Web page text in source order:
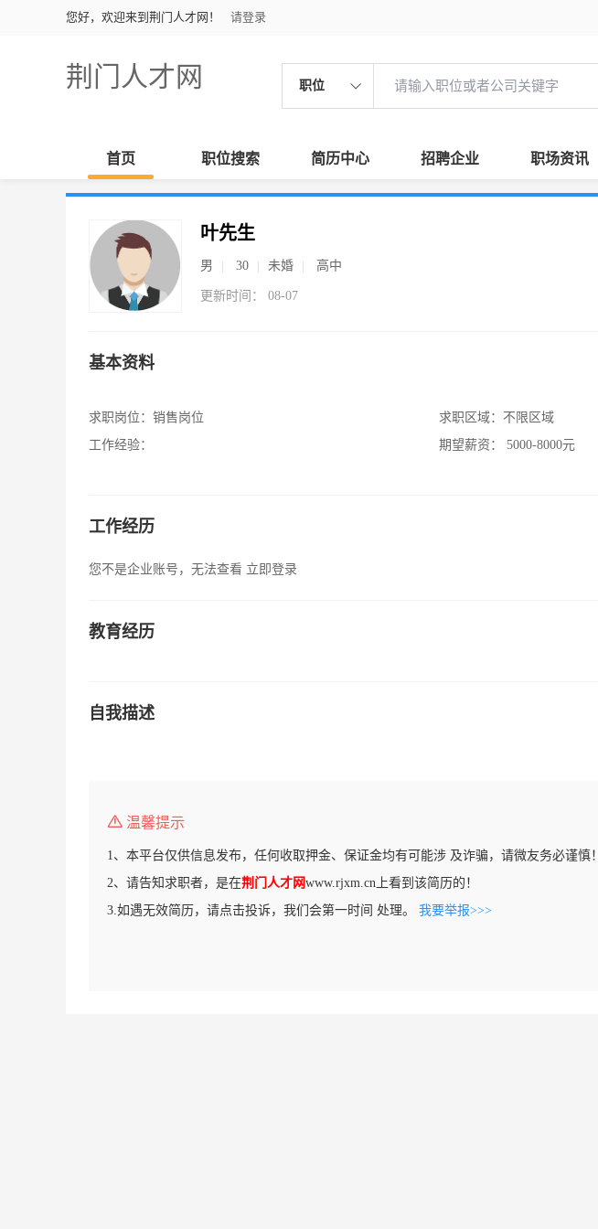
您好，欢迎来到荆门人才网！ 请登录
荆门人才网 职位
首页 职位搜索 简历中心 招聘企业 职场资讯
叶先生
男 30 未婚 高中
更新时间： 08-07
基本资料
求职岗位： 销售岗位
工作经验：
求职区域： 不限区域
期望薪资：
5000-8000元
工作经历
您不是企业账号，无法查看 立即登录
教育经历
自我描述
温馨提示
1、本平台仅供信息发布，任何收取押金、保证金均有可能涉 及诈骗，请微友务必谨慎！
2、请告知求职者，是在荆门人才网www.rjxm.cn上看到该简历的！
3.如遇无效简历，请点击投诉，我们会第一时间 处理。 我要举报>>>